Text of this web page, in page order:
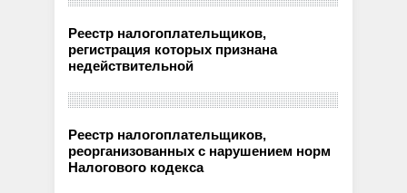
Реестр налогоплательщиков,
регистрация которых признана
недействительной
Реестр налогоплательщиков,
реорганизованных с нарушением норм
Налогового кодекса